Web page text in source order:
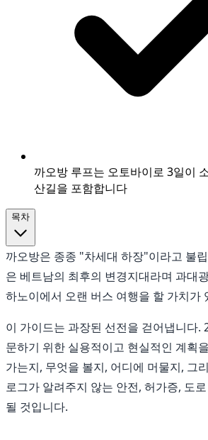
까오방 루프는 오토바이로 3일이
산길을 포함합니다
목차
까오방은 종종 "차세대 하장"이라고 불
은 베트남의 최후의 변경지대라며 과대
하노이에서 오랜 버스 여행을 할 가치가
이 가이드는 과장된 선전을 걷어냅니다.
문하기 위한 실용적이고 현실적인 계획
가는지, 무엇을 볼지, 어디에 머물지, 그
로그가 알려주지 않는 안전, 허가증, 도
될 것입니다.